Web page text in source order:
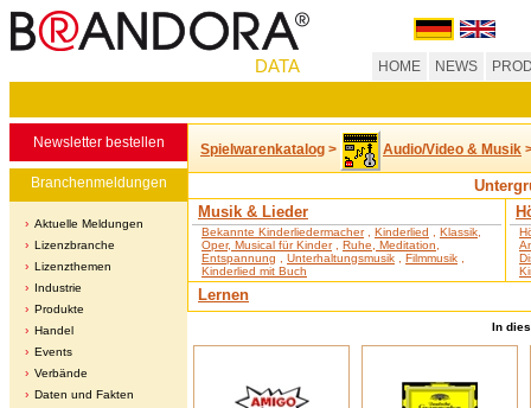
DATA HOME NEWS
Newsletter bestellen
Branchenmeldungen
Aktuelle Meldungen
Lizenzbranche
Lizenzthemen
Industrie
Produkte
Handel
Events
Verbände
Daten und Fakten
Spielwarenkatalog > Audio/Video & Musik
Musik & Lieder
Bekannte Kinderliedermacher, Kinderlied
Klassik,
Oper, Musical für Kinder, Ruhe, Meditation,
Entspannung
Unterhaltungsmusik Filmmusik
Kinderlied mit Buch
Lernen
In